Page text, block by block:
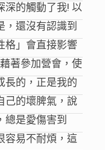
深的觸動了我! 以
，還沒有認識到
格」會直接影響
著參加營會，使
長的，正是我的
己的壞脾氣，說
總是愛傷害到
容易不耐煩，這